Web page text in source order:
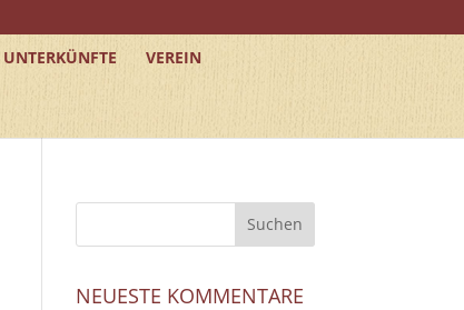
UNTERKÜNFTE
VEREIN
NEUESTE KOMMENTARE